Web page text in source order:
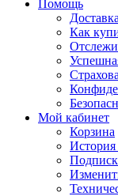
Помощь
Как
Мой кабинет
Корзина
История